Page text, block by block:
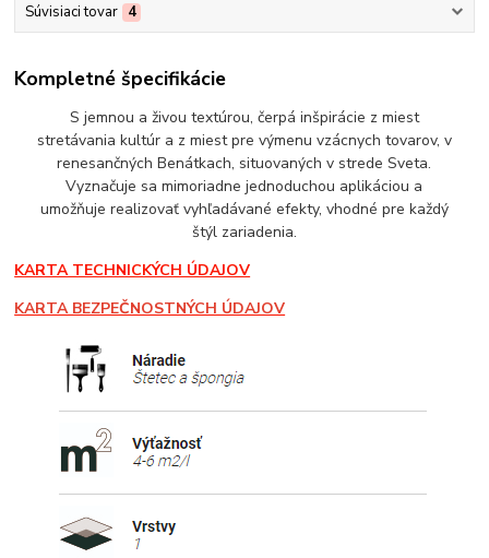
Súvisiaci tovar 4
Kompletné špecifikácie
S jemnou a živou textúrou, čerpá inšpirácie z miest
stretávania kultúr a z miest pre výmenu vzácnych tovarov, v
renesančných Benátkach, situovaných v strede Sveta.
Vyznačuje sa mimoriadne jednoduchou aplikáciou a
umožňuje realizovať vyhľadávané efekty, vhodné pre každý
štýl zariadenia.
KARTA TECHNICKÝCH ÚDAJOV
KARTA BEZPEČNOSTNÝCH ÚDAJOV